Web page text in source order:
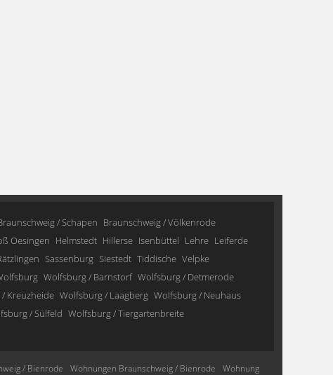
/ Schapen Braunschweig / Völkenrode
Oesingen Helmstedt Hillerse Isenbüttel Lehre Leiferde
Sassenburg Siestedt Tiddische Velpke
Wolfsburg / Barnstorf Wolfsburg / Detmerode
Kreuzheide Wolfsburg / Laagberg Wolfsburg / Neuhaus
/ Sülfeld Wolfsburg / Tiergartenbreite
/ Bienrode Wohnungen Braunschweig / Bienrode
Wohnung